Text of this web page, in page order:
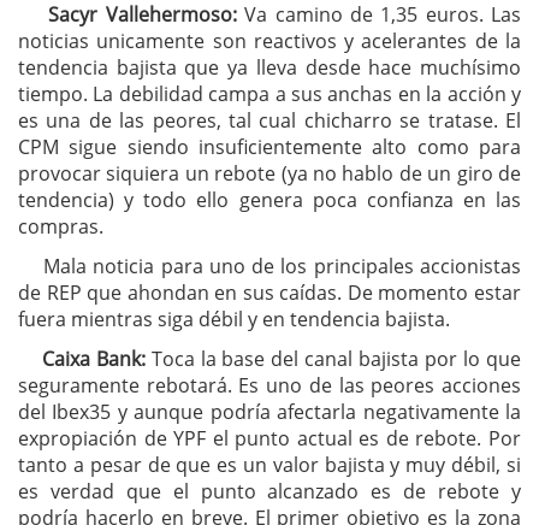
Sacyr Vallehermoso:Va camino de 1,35 euros. Las
noticias unicamente son reactivos y acelerantes de la
tendencia bajista que ya lleva desde hace muchísimo
tiempo. La debilidad campa a sus anchas en la acción y
es una de las peores, tal cual chicharro se tratase. El
CPM sigue siendo insuficientemente alto como para
provocar siquiera un rebote (ya no hablo de un giro de
tendencia) y todo ello genera poca confianza en las
compras.
Mala noticia para uno de los principales accionistas
de REP que ahondan en sus caídas. De momento estar
fuera mientras siga débil y en tendencia bajista.
Caixa Bank: Toca la base del canal bajista por lo que
seguramente rebotará. Es uno de las peores acciones
del Ibex35 y aunque podría afectarla negativamente la
expropiación de YPF el punto actual es de rebote. Por
tanto a pesar de que es un valor bajista y muy débil, si
es verdad que el punto alcanzado es de rebote y
podría hacerlo en breve. El primer objetivo es la zona